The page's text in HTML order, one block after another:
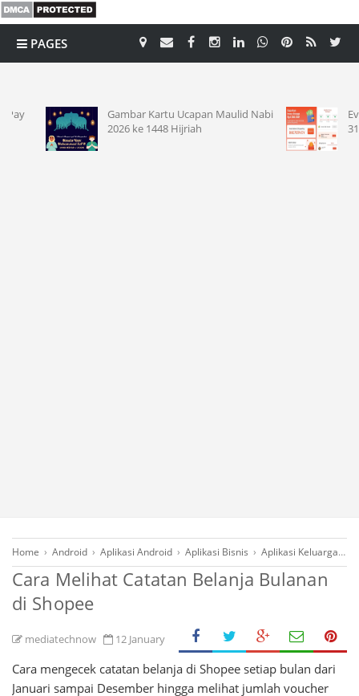
PAGES
Gambar Kartu Ucapan Maulid Nabi
2026 ke 1448 Hijriah
Event
31
Home › Android › Aplikasi Android › Aplikasi Bisnis › Aplikasi Keluarga ›
Cara Melihat Catatan Belanja Bulanan
di Shopee
mediatechnow 12 January
Cara mengecek catatan belanja di Shopee setiap bulan dari
Januari sampai Desember hingga melihat jumlah voucher